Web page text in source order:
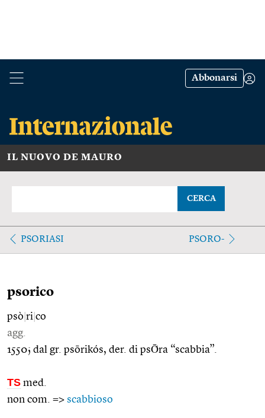
Abbonarsi
IL NUOVO DE MAURO
CERCA
PSORIASI PSORO-
psorico
psò ri co
agg.
1550; dal gr. psōrikós, der. di psṒra “scabbia”.
TS med.
non com. => scabbioso